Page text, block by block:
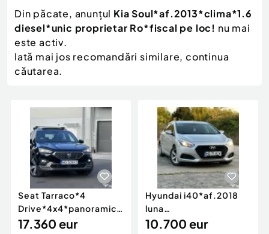
Mama si copilul
Moda si frumusete
Sport, timp liber, arta
Agro si Industrie
Animale de companie
Afaceri și echipamente profesionale
Inchiriere Bunuri si Vehicule
Scutere - ATV - UTV
Autoutilitare
Ambarcatiuni
Camioane - Rulote - Remorci
Motociclete
Piese auto si accesorii
Dacia Duster
Din păcate, anunțul Kia Soul*af.2013*clima*1.6
diesel*unic proprietar Ro*fiscal pe loc! nu mai
este activ.
Iată mai jos recomandări similare, continua
căutarea.
Seat Tarraco*4
Drive*4x4*panoramic*navi*Xcellence*7
locuri*BiXenon*factura*2.0
17.360 eur
Hyundai i40*af.2018
luna
05*contract+fiscal*1.7
10.700 eur